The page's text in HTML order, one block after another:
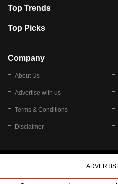
10 अगस्त को विधानसभा का घेराव करेंगे
Top Trends
RBI का नया नियम: अब बैंकों को अपनी सभी
Top Picks
बारिश की चेतावनी
Company
About Us
Advertise with us
Terms & Conditions
Disclaimer